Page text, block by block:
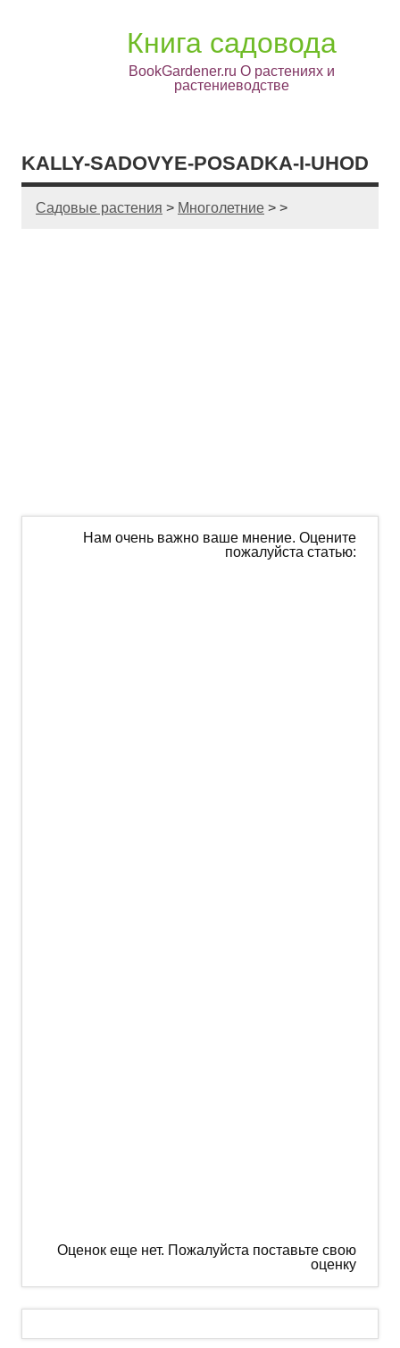
Книга садовода
BookGardener.ru О растениях и
растениеводстве
KALLY-SADOVYE-POSADKA-I-UHOD
Садовые растения > Многолетние > >
Нам очень важно ваше мнение. Оцените
пожалуйста статью:
Оценок еще нет. Пожалуйста поставьте свою
оценку